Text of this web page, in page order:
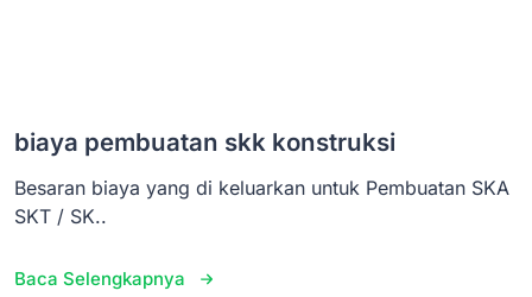
biaya pembuatan skk konstruksi
Besaran biaya yang di keluarkan untuk Pembuatan SKA
SKT / SK..
Baca Selengkapnya